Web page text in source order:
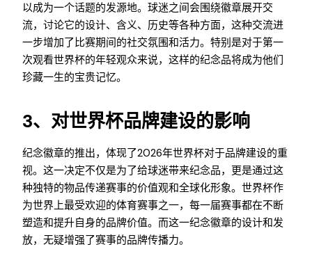
以成为一个话题的发源地。球迷之间会围绕徽章展开交
流，讨论它的设计、含义、历史等各种方面，这种交流进
一步增加了比赛期间的社交氛围和活力。特别是对于第一
次观看世界杯的年轻观众来说，这样的纪念品将成为他们
珍藏一生的宝贵记忆。
3、对世界杯品牌建设的影响
纪念徽章的推出，体现了2026年世界杯对于品牌建设的重
视。这一决定不仅是为了给球迷带来纪念品，更是通过这
种独特的物品传递赛事的价值观和全球化形象。世界杯作
为世界上最受欢迎的体育赛事之一，每一届赛事都在不断
塑造和提升自身的品牌价值。而这一纪念徽章的设计和发
放，无疑增强了赛事的品牌传播力。